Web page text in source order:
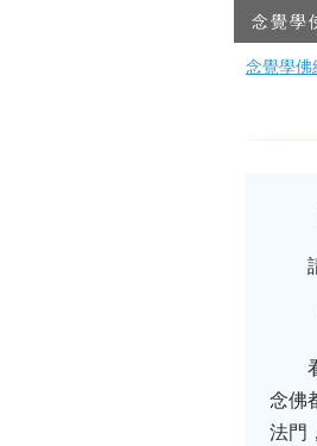
念覺學
念覺學佛
念佛
法門